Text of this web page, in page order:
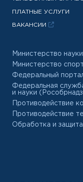
ПЛАТНЫЕ УСЛУГИ
ВАКАНСИИ
Министерство
Министерство
Федеральный
Федеральная
и науки
Противодействие
Противодействие
Обработка и